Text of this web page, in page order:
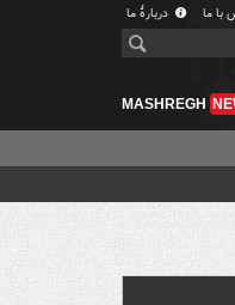
با ما دربارهٔ ما
MASHREGH